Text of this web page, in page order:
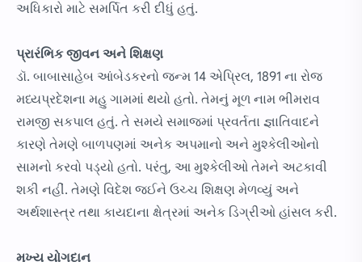
અધિકારો માટે સમર્પિત કરી દીધું હતું.
પ્રારંભિક જીવન અને શિક્ષણ
ડૉ. બાબાસાહેબ આંબેડકરનો જન્મ 14 એપ્રિલ, 1891 ના રોજ
મધ્યપ્રદેશના મહુ ગામમાં થયો હતો. તેમનું મૂળ નામ ભીમરાવ
રામજી સકપાલ હતું. તે સમયે સમાજમાં પ્રવર્તતા જ્ઞાતિવાદને
કારણે તેમણે બાળપણમાં અનેક અપમાનો અને મુશ્કેલીઓનો
સામનો કરવો પડ્યો હતો. પરંતુ, આ મુશ્કેલીઓ તેમને અટકાવી
શકી નહીં. તેમણે વિદેશ જઈને ઉચ્ચ શિક્ષણ મેળવ્યું અને
અર્થશાસ્ત્ર તથા કાયદાના ક્ષેત્રમાં અનેક ડિગ્રીઓ હાંસલ કરી.
મુખ્ય યોગદાન